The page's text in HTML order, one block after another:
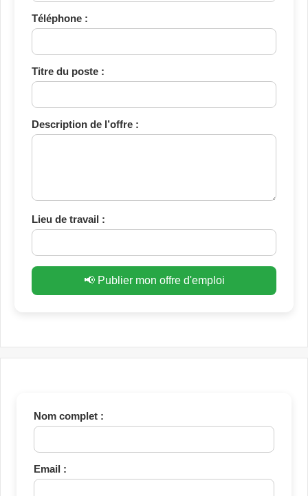
Téléphone :
Titre du poste :
Description de l’offre :
Lieu de travail :
📢 Publier mon offre d'emploi
Nom complet :
Email :